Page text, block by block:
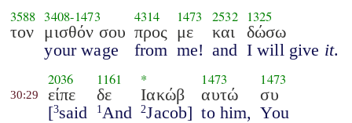
3588
τον
3408-1473
μισθόν σου
your wage
4314
προς
from
1473
με
me!
2532
και
and
1325
δώσω
I will give it.
30:29
2036
είπε
[3said
1161
δε
1 And
*
Ιακώβ
2Jacob]
1473
αυτώ
to him,
1473
συ
You